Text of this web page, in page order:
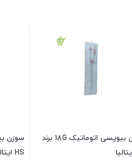
سوزن بیوپسی اتوماتیک 18G برند
HS ایتالیا